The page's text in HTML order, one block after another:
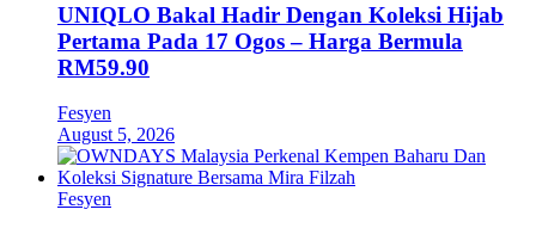
UNIQLO Bakal Hadir Dengan Koleksi Hijab
Pertama Pada 17 Ogos – Harga Bermula
RM59.90
Fesyen
August 5, 2026
Fesyen